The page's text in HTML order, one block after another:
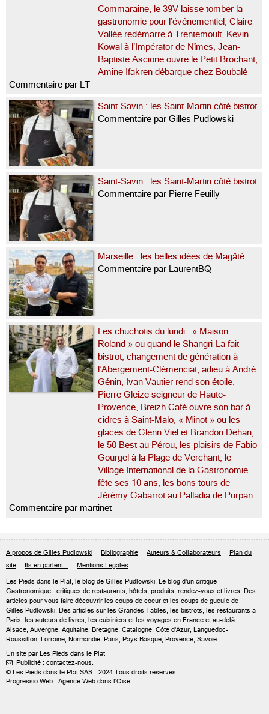
Commaraine, le 39V laisse tomber la
gastronomie pour l’événementiel, Claire
Vallée redémarre à Trentemoult, Kevin
Kowal à l’Impérator de Nîmes, Jean-
Baptiste Ascione ouvre le Petit Brochant,
Amine Ifakren débarque chez Boubalé
Commentaire par LT
Saint-Savin : les Saint-Martin côté bistrot
Commentaire par Gilles Pudlowski
Saint-Savin : les Saint-Martin côté bistrot
Commentaire par Pierre Feuilly
Marseille : les belles idées de Magâté
Commentaire par LaurentBQ
Les chuchotis du lundi : « Maison
Roland » ou quand le Shangri-La fait
bistrot, changement de génération à
l’Abergement-Clémenciat, adieu à André
Génin, Ivan Vautier rend son étoile,
Pierre Gleize seigneur de Haute-
Provence, Breizh Café ouvre son bar à
cidres à Saint-Malo, « Minot » ou les
glaces de Glenn Viel et Brandon Dehan,
le 50 Best au Pérou, les plaisirs de Fabio
Gourgel à la Plage de Verchant, le
Village International de la Gastronomie
fête ses 10 ans, les bons tours de
Jérémy Gabarrot au Palladia de Purpan
Commentaire par martinet
A propos de Gilles Pudlowski Bibliographie Auteurs & Collaborateurs
Plan du
site
Ils en parlent... Mentions Légales
Les Pieds dans le Plat, le blog de Gilles Pudlowski. Le blog d'un critique
Gastronomique : critiques de restaurants, hôtels, produits, rendez-vous et livres. Des
articles pour vous faire découvrir les coups de coeur et les coups de gueule de
Gilles Pudlowski. Des articles sur les Grandes Tables, les bistrots, les restaurants à
Paris, les auteurs de livres, les cuisiniers et les voyages en France et au-delà :
Alsace, Auvergne, Aquitaine, Bretagne, Catalogne, Côte d'Azur, Languedoc-
Roussillon, Lorraine, Normandie, Paris, Pays Basque, Provence, Savoie...
Un site par Les Pieds dans le Plat
 Publicité : contactez-nous.
© Les Pieds dans le Plat SAS - 2024 Tous droits réservés
Progressio Web : Agence Web dans l'Oise